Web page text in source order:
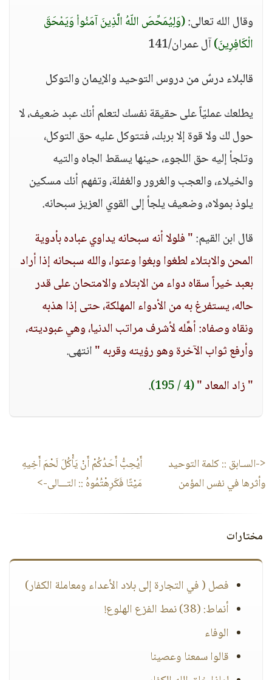
وقال الله تعالى:(وَلِيُمَحِّصَ اللّهُ الَّذِينَ آمَنُواْ وَيَمْحَقَ
الْكَافِرِينَ)آل عمران/141
قالبلاء درسٌ من دروس التوحيد والإيمان والتوكل
يطلعك عمليّاً على حقيقة نفسك لتعلم أنك عبد ضعيف، لا
حول لك ولا قوة إلا بربك، فتتوكل عليه حق التوكل،
وتلجأ إليه حق اللجوء، حينها يسقط الجاه والتيه
والخيلاء، والعجب والغرور والغفلة، وتفهم أنك مسكين
يلوذ بمولاه، وضعيف يلجأ إلى القوي العزيز سبحانه.
قال ابن القيم:" فلولا أنه سبحانه يداوي عباده بأدوية
المحن والابتلاء لطغوا وبغوا وعتوا، والله سبحانه إذا أراد
بعبد خيراً سقاه دواء من الابتلاء والامتحان على قدر
حاله، يستفرغ به من الأدواء المهلكة، حتى إذا هذبه
ونقاه وصفاه: أهَّله لأشرف مراتب الدنيا، وهي عبوديته،
وأرفع ثواب الآخرة وهو رؤيته وقربه "انتهى.
" زاد المعاد "(4 / 195)
.
<-السـابق ::كلمة التوحيد
وأثرها في نفس المؤمن
أَيُحِبُّ أَحَدُكُمْ أَنْ يَأْكُلَ لَحْمَ أَخِيهِ
مَيْتًا فَكَرِهْتُمُوهُ :: التـــالى->
مختارات
فصل ( في التجارة إلى بلاد الأعداء ومعاملة الكفار)
أنماط: (38) نمط الفزع الهلوع!
الوفاء
قالوا سمعنا وعصينا